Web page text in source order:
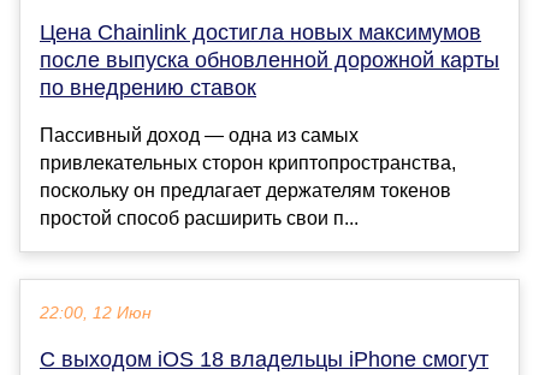
Цена Chainlink достигла новых максимумов
после выпуска обновленной дорожной карты
по внедрению ставок
Пассивный доход — одна из самых
привлекательных сторон криптопространства,
поскольку он предлагает держателям токенов
простой способ расширить свои п...
22:00, 12 Июн
С выходом iOS 18 владельцы iPhone смогут